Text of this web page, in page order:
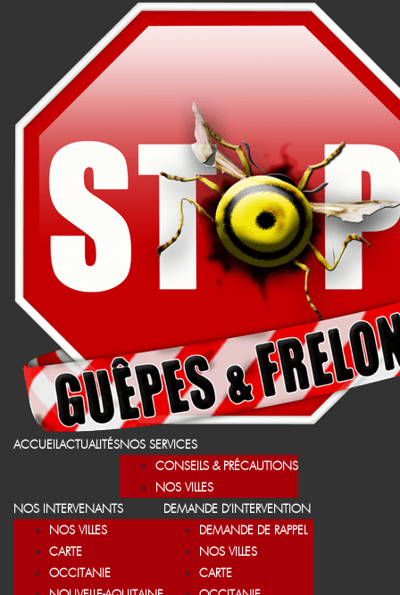
ACCUEILACTUALITÉSNOS SERVICES
CONSEILS & PRÉCAUTIONS
NOS VILLES
NOS INTERVENANTS
NOS VILLES
CARTE
OCCITANIE
DEMANDE D’INTERVENTION
DEMANDE DE RAPPEL
NOS VILLES
CARTE